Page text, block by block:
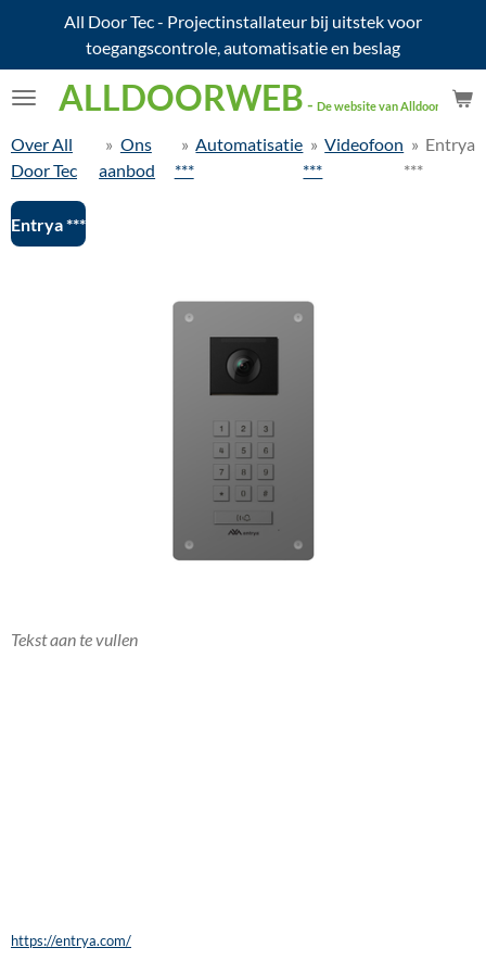
naar
de
ALLDOORWEB - De website van Alldoortec.
All Door Tec - Projectinstallateur bij uitstek voor
toegangscontrole, automatisatie en beslag
Over All
Door Tec
» Ons
aanbod
» Automatisatie
***
» Videofoon
***
» Entrya
***
Entrya ***
Tekst aan te vullen
https://entrya.com/